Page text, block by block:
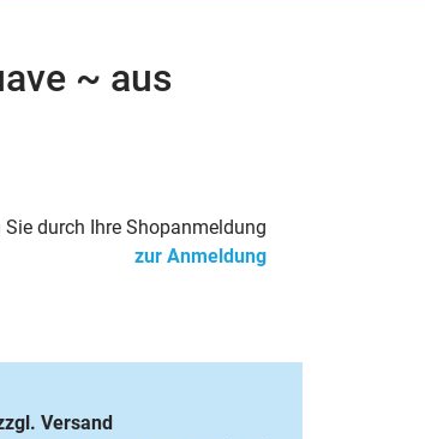
~ aus
Sie durch Ihre Shopanmeldung
zur Anmeldung
Versand